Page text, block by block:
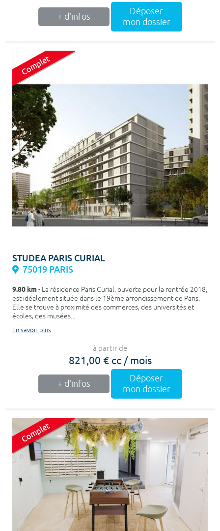
+ d'infos
Déposer
mon dossier
STUDEA PARIS CURIAL
75019 PARIS
9.80 km- La résidence Paris Curial, ouverte pour la rentrée 2018,
est idéalement située dans le 19ème arrondissement de Paris.
Elle se trouve à proximité des commerces, des universités et
écoles, des musées...
En savoir plus
à partir de
821,00 € cc / mois
+ d'infos
Déposer
mon dossier